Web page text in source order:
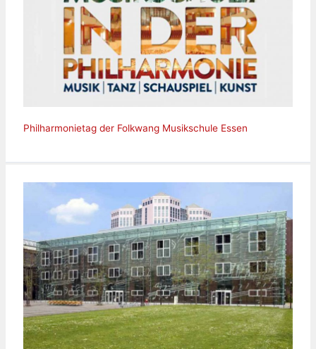
Philharmonietag der Folkwang Musikschule Essen